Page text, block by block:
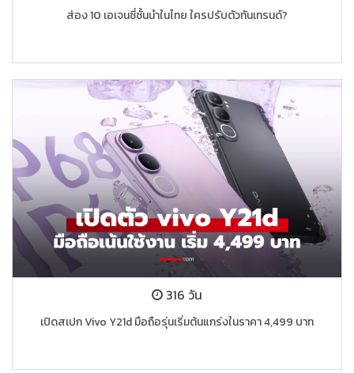
ส่อง 10 เอเจนซี่ชั้นนำในไทย ใครปรับตัวทันเทรนด์?
316 วัน
เปิดสเปก Vivo Y21d มือถือรุ่นเริ่มต้นแกร่งในราคา 4,499 บาท